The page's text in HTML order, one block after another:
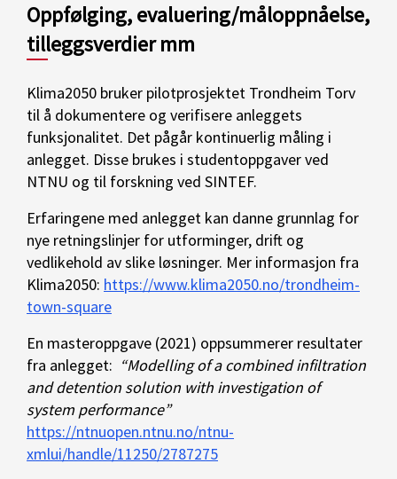
Oppfølging, evaluering/måloppnåelse,
tilleggsverdier mm
Klima2050 bruker pilotprosjektet Trondheim Torv
til å dokumentere og verifisere anleggets
funksjonalitet. Det pågår kontinuerlig måling i
anlegget. Disse brukes i studentoppgaver ved
NTNU og til forskning ved SINTEF.
Erfaringene med anlegget kan danne grunnlag for
nye retningslinjer for utforminger, drift og
vedlikehold av slike løsninger. Mer informasjon fra
Klima2050: https://www.klima2050.no/trondheim-
town-square
En masteroppgave (2021) oppsummerer resultater
fra anlegget: “Modelling of a combined infiltration
and detention solution with investigation of
system performance”
https://ntnuopen.ntnu.no/ntnu-
xmlui/handle/11250/2787275